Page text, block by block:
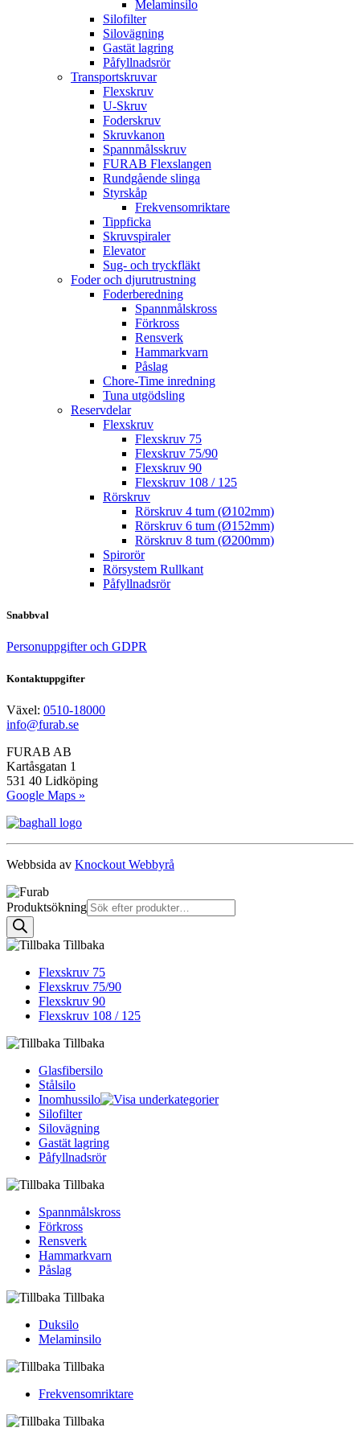
Melaminsilo
Silofilter
Silovägning
Gastät lagring
Påfyllnadsrör
Transportskruvar
Flexskruv
U-Skruv
Foderskruv
Skruvkanon
Spannmålsskruv
FURAB Flexslangen
Rundgående slinga
Styrskåp
Frekvensomriktare
Tippficka
Skruvspiraler
Elevator
Sug- och tryckfläkt
Foder och djurutrustning
Foderberedning
Spannmålskross
Förkross
Rensverk
Hammarkvarn
Påslag
Chore-Time inredning
Tuna utgödsling
Reservdelar
Flexskruv
Flexskruv 75
Flexskruv 75/90
Flexskruv 90
Flexskruv 108 / 125
Rörskruv
Rörskruv 4 tum (Ø102mm)
Rörskruv 6 tum (Ø152mm)
Rörskruv 8 tum (Ø200mm)
Spirorör
Rörsystem Rullkant
Påfyllnadsrör
Snabbval
Personuppgifter och GDPR
Kontaktuppgifter
Växel: 0510-18000
info@furab.se
FURAB AB
Kartåsgatan 1
531 40 Lidköping
Google Maps »
Webbsida av Knockout Webbyrå
Produktsökning
Tillbaka
Flexskruv 75
Flexskruv 75/90
Flexskruv 90
Flexskruv 108 / 125
Tillbaka
Glasfibersilo
Stålsilo
Inomhussilo
Silofilter
Silovägning
Gastät lagring
Påfyllnadsrör
Tillbaka
Spannmålskross
Förkross
Rensverk
Hammarkvarn
Påslag
Tillbaka
Duksilo
Melaminsilo
Tillbaka
Frekvensomriktare
Tillbaka